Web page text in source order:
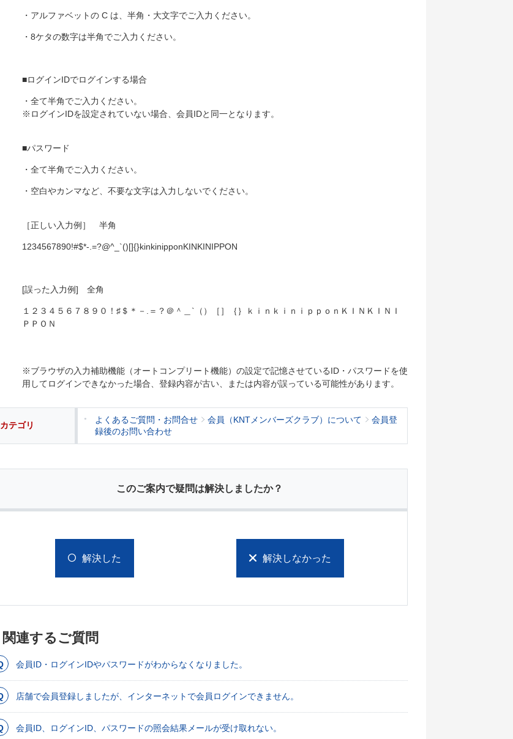
・アルファベットの C は、半角・大文字でご入力ください。
・8ケタの数字は半角でご入力ください。
■ログインIDでログインする場合
・全て半角でご入力ください。
※ログインIDを設定されていない場合、会員IDと同一となります。
■パスワード
・全て半角でご入力ください。
・空白やカンマなど、不要な文字は入力しないでください。
［正しい入力例］ 半角
1234567890!#$*-.=?@^_`()[]{}kinkinipponKINKINIPPON
[誤った入力例] 全角
１２３４５６７８９０！♯＄＊－.＝？＠＾＿`（）［］｛｝ｋｉｎｋｉｎｉｐｐｏｎＫＩＮＫＩＮＩ
ＰＰＯＮ
※ブラウザの入力補助機能（オートコンプリート機能）の設定で記憶させているID・パスワードを使
用してログインできなかった場合、登録内容が古い、または内容が誤っている可能性があります。
カテゴリ
よくあるご質問・お問合せ 会員（KNTメンバーズクラブ）について
会員登
録後のお問い合わせ
このご案内で疑問は解決しましたか？
解決した 解決しなかった
関連するご質問
会員ID・ログインIDやパスワードがわからなくなりました。
店舗で会員登録しましたが、インターネットで会員ログインできません。
会員ID、ログインID、パスワードの照会結果メールが受け取れない。